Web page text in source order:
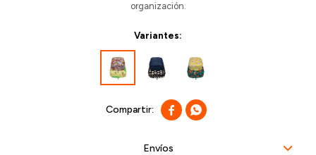
organización.
Variantes:
 
Envíos